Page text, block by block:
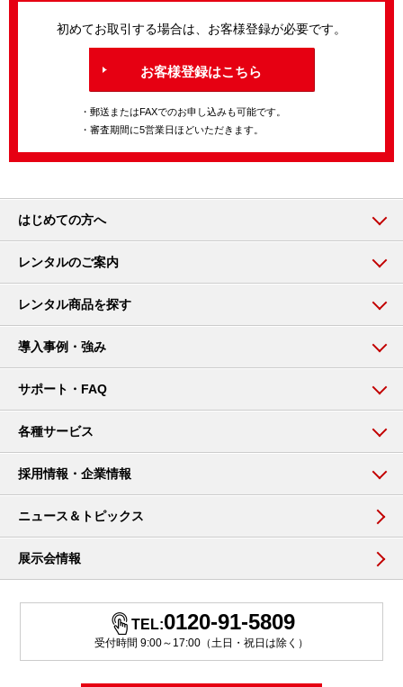
初めてお取引する場合は、お客様登録が必要です。
お客様登録はこちら
・郵送またはFAXでのお申し込みも可能です。
・審査期間に5営業日ほどいただきます。
はじめての方へ
レンタルのご案内
レンタル商品を探す
導入事例・強み
サポート・FAQ
各種サービス
採用情報・企業情報
ニュース＆トピックス
展示会情報
TEL:0120-91-5809
受付時間 9:00～17:00（土日・祝日は除く）